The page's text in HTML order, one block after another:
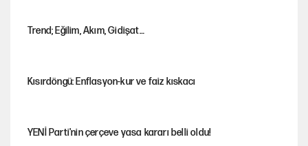
Trend; Eğilim, Akım, Gidişat…
Kısırdöngü: Enflasyon-kur ve faiz kıskacı
YENİ Parti'nin çerçeve yasa kararı belli oldu!